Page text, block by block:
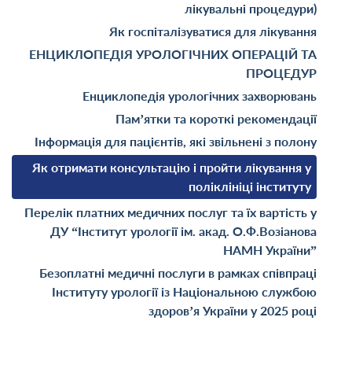
лікувальні процедури)
Як госпіталізуватися для лікування
ЕНЦИКЛОПЕДІЯ УРОЛОГІЧНИХ ОПЕРАЦІЙ ТА
ПРОЦЕДУР
Енциклопедія урологічних захворювань
Пам’ятки та короткі рекомендації
Інформація для пацієнтів, які звільнені з полону
Як отримати консультацію і пройти лікування у
поліклініці інституту
Перелік платних медичних послуг та їх вартість у
ДУ “Інститут урології ім. акад. О.Ф.Возіанова
НАМН України”
Безоплатні медичні послуги в рамках співпраці
Інституту урології із Національною службою
здоров’я України у 2025 році